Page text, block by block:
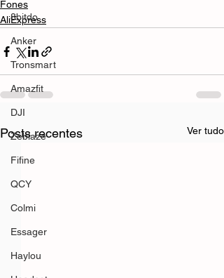
8bitdo
Anker
Tronsmart
Amazfit
DJI
Zeblaze
Fifine
QCY
Colmi
Essager
Haylou
Fones
AliExpress
Posts recentes Ver tudo